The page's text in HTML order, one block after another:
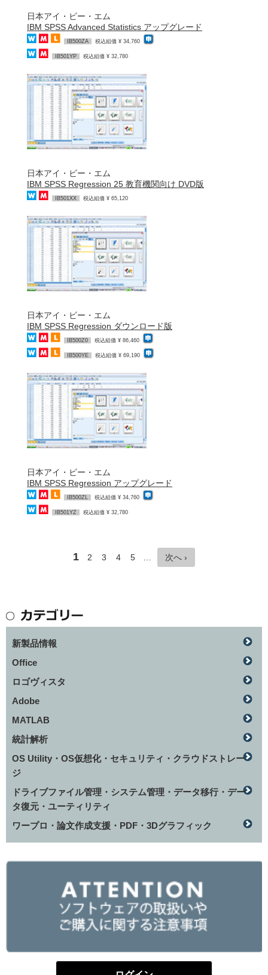
日本アイ・ビー・エム
IBM SPSS Advanced Statistics アップグレード
IB500ZA 税込組価 ¥ 34,760
IB501YP 税込組価 ¥ 32,780
日本アイ・ビー・エム
IBM SPSS Regression 25 教育機関向け DVD版
IB501XX 税込組価 ¥ 65,120
日本アイ・ビー・エム
IBM SPSS Regression ダウンロード版
IB500Z0 税込組価 ¥ 86,460
IB500YE 税込組価 ¥ 69,190
日本アイ・ビー・エム
IBM SPSS Regression アップグレード
IB500ZL 税込組価 ¥ 34,760
IB501YZ 税込組価 ¥ 32,780
1 2 3 4 5 次へ ›
新製品情報
Office
ロゴヴィスタ
Adobe
MATLAB
統計解析
OS Utility・OS仮想化・セキュリティ・クラウドストレー
ジ
ドライブファイル管理・システム管理・データ移行・デー
タ復元・ユーティリティ
ワープロ・論文作成支援・PDF・3Dグラフィック